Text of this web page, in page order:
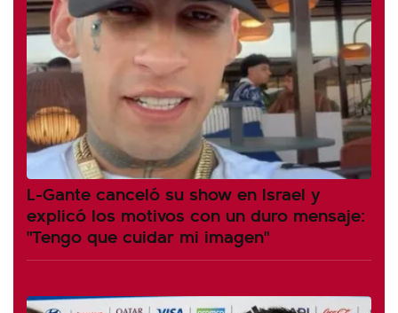
L-Gante canceló su show en Israel y
explicó los motivos con un duro mensaje:
"Tengo que cuidar mi imagen"